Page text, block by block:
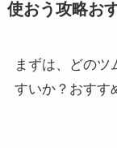
使おう攻略お
まずは、どのツ
すいか？おすす